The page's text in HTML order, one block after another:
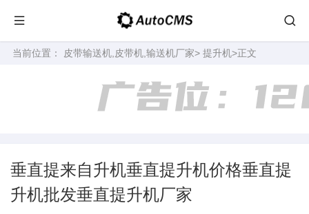
当前位置： 皮带输送机,皮带机,输送机厂家> 提升机>正文
垂直提来自升机垂直提升机价格垂直提
升机批发垂直提升机厂家